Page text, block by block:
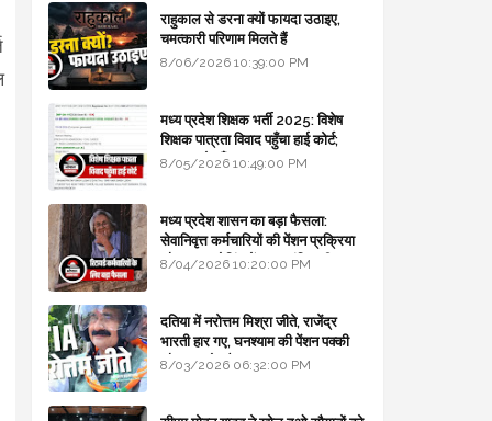
राहुकाल से डरना क्यों फायदा उठाइए,
चमत्कारी परिणाम मिलते हैं
8/06/2026 10:39:00 PM
मध्य प्रदेश शिक्षक भर्ती 2025: विशेष
शिक्षक पात्रता विवाद पहुँचा हाई कोर्ट;
सरकार से माँगा जवाब
8/05/2026 10:49:00 PM
मध्य प्रदेश शासन का बड़ा फैसला:
सेवानिवृत्त कर्मचारियों की पेंशन प्रक्रिया
और बजट कोडिंग में हुए क्रांतिकारी
8/04/2026 10:20:00 PM
दतिया में नरोत्तम मिश्रा जीते, राजेंद्र
भारती हार गए, घनश्याम की पेंशन पक्की
और आशुतोष बैक टू...
8/03/2026 06:32:00 PM